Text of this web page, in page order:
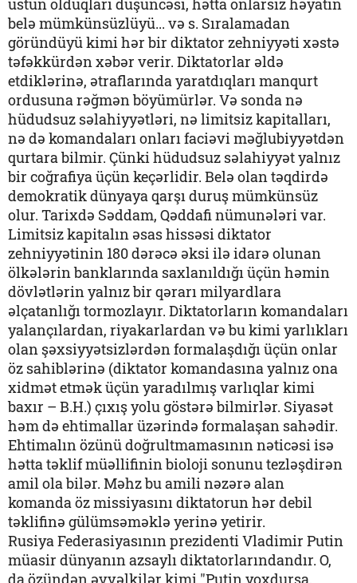
üstün olduqları düşüncəsi, hətta onlarsız həyatın
belə mümkünsüzlüyü... və s. Sıralamadan
göründüyü kimi hər bir diktator zehniyyəti xəstə
təfəkkürdən xəbər verir. Diktatorlar əldə
etdiklərinə, ətraflarında yaratdıqları manqurt
ordusuna rəğmən böyümürlər. Və sonda nə
hüdudsuz səlahiyyətləri, nə limitsiz kapitalları,
nə də komandaları onları faciəvi məğlubiyyətdən
qurtara bilmir. Çünki hüdudsuz səlahiyyət yalnız
bir coğrafiya üçün keçərlidir. Belə olan təqdirdə
demokratik dünyaya qarşı duruş mümkünsüz
olur. Tarixdə Səddam, Qəddafi nümunələri var.
Limitsiz kapitalın əsas hissəsi diktator
zehniyyətinin 180 dərəcə əksi ilə idarə olunan
ölkələrin banklarında saxlanıldığı üçün həmin
dövlətlərin yalnız bir qərarı milyardlara
əlçatanlığı tormozlayır. Diktatorların komandaları
yalançılardan, riyakarlardan və bu kimi yarlıkları
olan şəxsiyyətsizlərdən formalaşdığı üçün onlar
öz sahiblərinə (diktator komandasına yalnız ona
xidmət etmək üçün yaradılmış varlıqlar kimi
baxır – B.H.) çıxış yolu göstərə bilmirlər. Siyasət
həm də ehtimallar üzərində formalaşan sahədir.
Ehtimalın özünü doğrultmamasının nəticəsi isə
hətta təklif müəllifinin bioloji sonunu tezləşdirən
amil ola bilər. Məhz bu amili nəzərə alan
komanda öz missiyasını diktatorun hər debil
təklifinə gülümsəməklə yerinə yetirir.
Rusiya Federasiyasının prezidenti Vladimir Putin
müasir dünyanın azsaylı diktatorlarındandır. O,
da özündən əvvəlkilər kimi "Putin yoxdursa,